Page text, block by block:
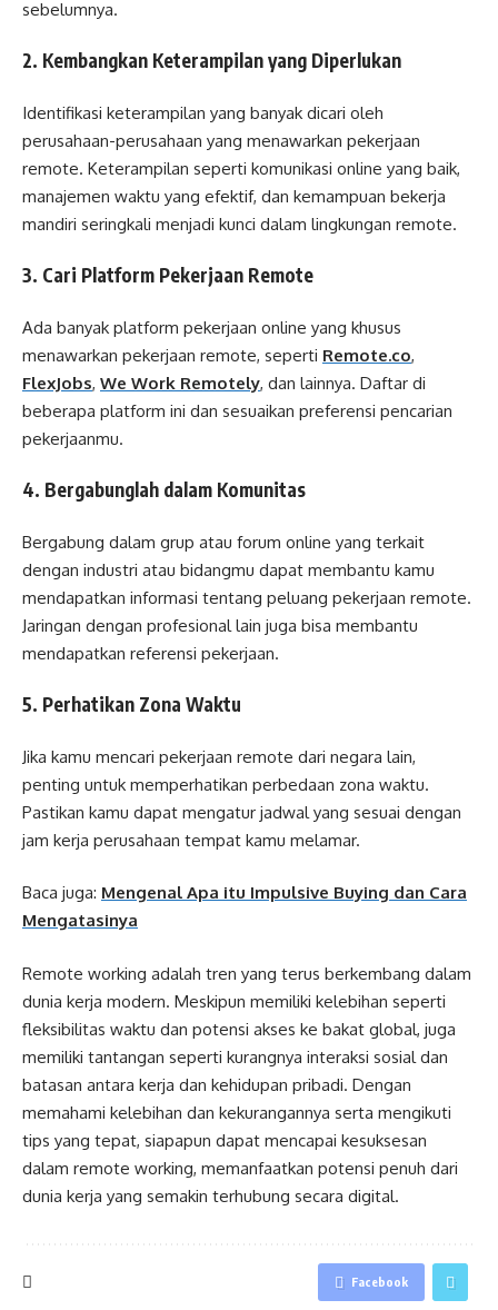
sebelumnya.
2. Kembangkan Keterampilan yang Diperlukan
Identifikasi keterampilan yang banyak dicari oleh
perusahaan-perusahaan yang menawarkan pekerjaan
remote. Keterampilan seperti komunikasi online yang baik,
manajemen waktu yang efektif, dan kemampuan bekerja
mandiri seringkali menjadi kunci dalam lingkungan remote.
3. Cari Platform Pekerjaan Remote
Ada banyak platform pekerjaan online yang khusus
menawarkan pekerjaan remote, seperti Remote.co,
FlexJobs, We Work Remotely, dan lainnya. Daftar di
beberapa platform ini dan sesuaikan preferensi pencarian
pekerjaanmu.
4. Bergabunglah dalam Komunitas
Bergabung dalam grup atau forum online yang terkait
dengan industri atau bidangmu dapat membantu kamu
mendapatkan informasi tentang peluang pekerjaan remote.
Jaringan dengan profesional lain juga bisa membantu
mendapatkan referensi pekerjaan.
5. Perhatikan Zona Waktu
Jika kamu mencari pekerjaan remote dari negara lain,
penting untuk memperhatikan perbedaan zona waktu.
Pastikan kamu dapat mengatur jadwal yang sesuai dengan
jam kerja perusahaan tempat kamu melamar.
Baca juga: Mengenal Apa itu Impulsive Buying dan Cara
Mengatasinya
Remote working adalah tren yang terus berkembang dalam
dunia kerja modern. Meskipun memiliki kelebihan seperti
fleksibilitas waktu dan potensi akses ke bakat global, juga
memiliki tantangan seperti kurangnya interaksi sosial dan
batasan antara kerja dan kehidupan pribadi. Dengan
memahami kelebihan dan kekurangannya serta mengikuti
tips yang tepat, siapapun dapat mencapai kesuksesan
dalam remote working, memanfaatkan potensi penuh dari
dunia kerja yang semakin terhubung secara digital.
Facebook